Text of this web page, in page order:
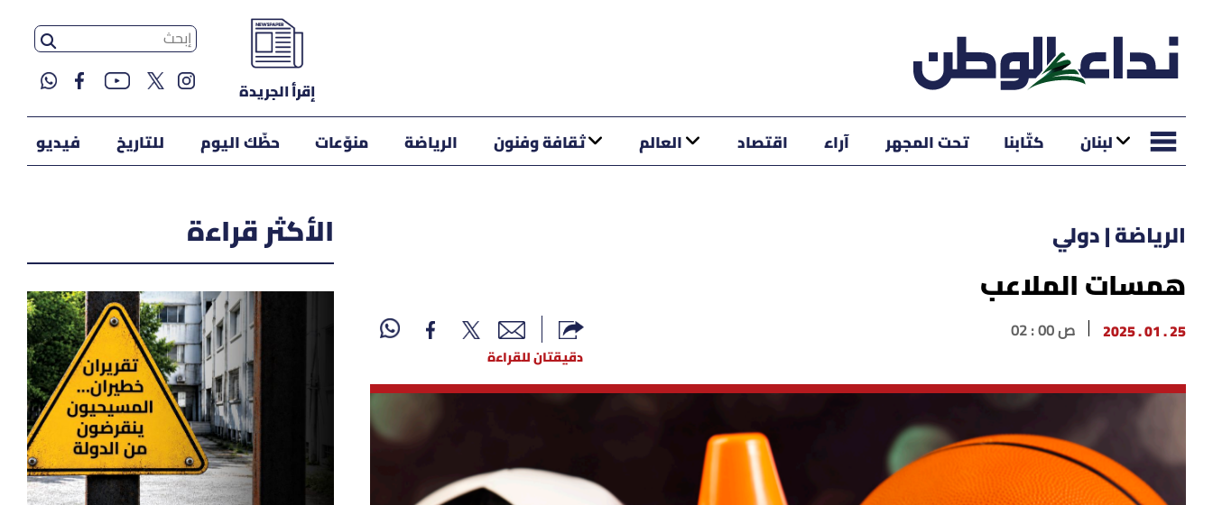
إقرأ الجريدة
لبنان كتّابنا تحت المجهر آراء اقتصاد العالم ثقافة وفنون الرياضة منوّعات حظّك اليوم للتاريخ فيديو
الرياضة | دولي
همسات الملاعب
25 . 01 . 2025 02 : 00 ص
دقيقتان للقراءة
الأكثر قراءة